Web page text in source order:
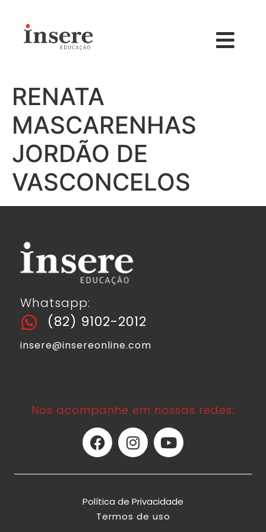
RENATA
MASCARENHAS
JORDÃO DE
VASCONCELOS
Whatsapp:
(82) 9102-2012
insere@insereonline.com
Nos acompanhe em nossas redes:
Política de Privacidade
Termos de uso